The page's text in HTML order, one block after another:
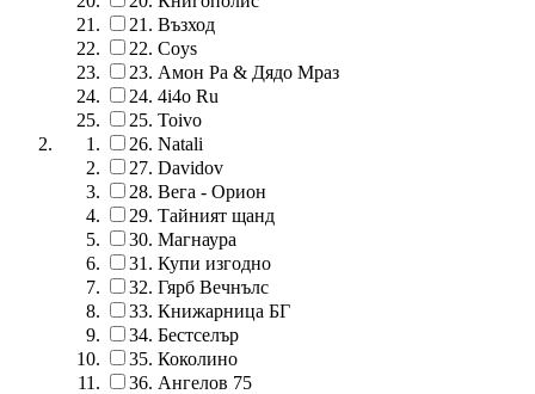
21. Възход
22. Coys
23. Амон Ра & Дядо Мраз
24. 4i4o Ru
25. Toivo
26. Natali
27. Davidov
28. Вега - Орион
29. Тайният щанд
30. Магнаура
31. Купи изгодно
32. Гярб Вечнълс
33. Книжарница БГ
34. Бестселър
35. Коколино
36. Ангелов 75